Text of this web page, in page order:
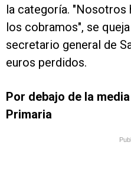
la categoría. "Nosotros
los cobramos", se
secretario general de
euros perdidos.
Por debajo de la
Primaria